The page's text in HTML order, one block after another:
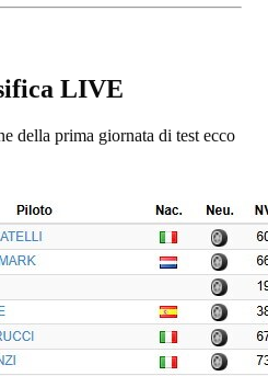
LIVE
della prima giornata di test ecco